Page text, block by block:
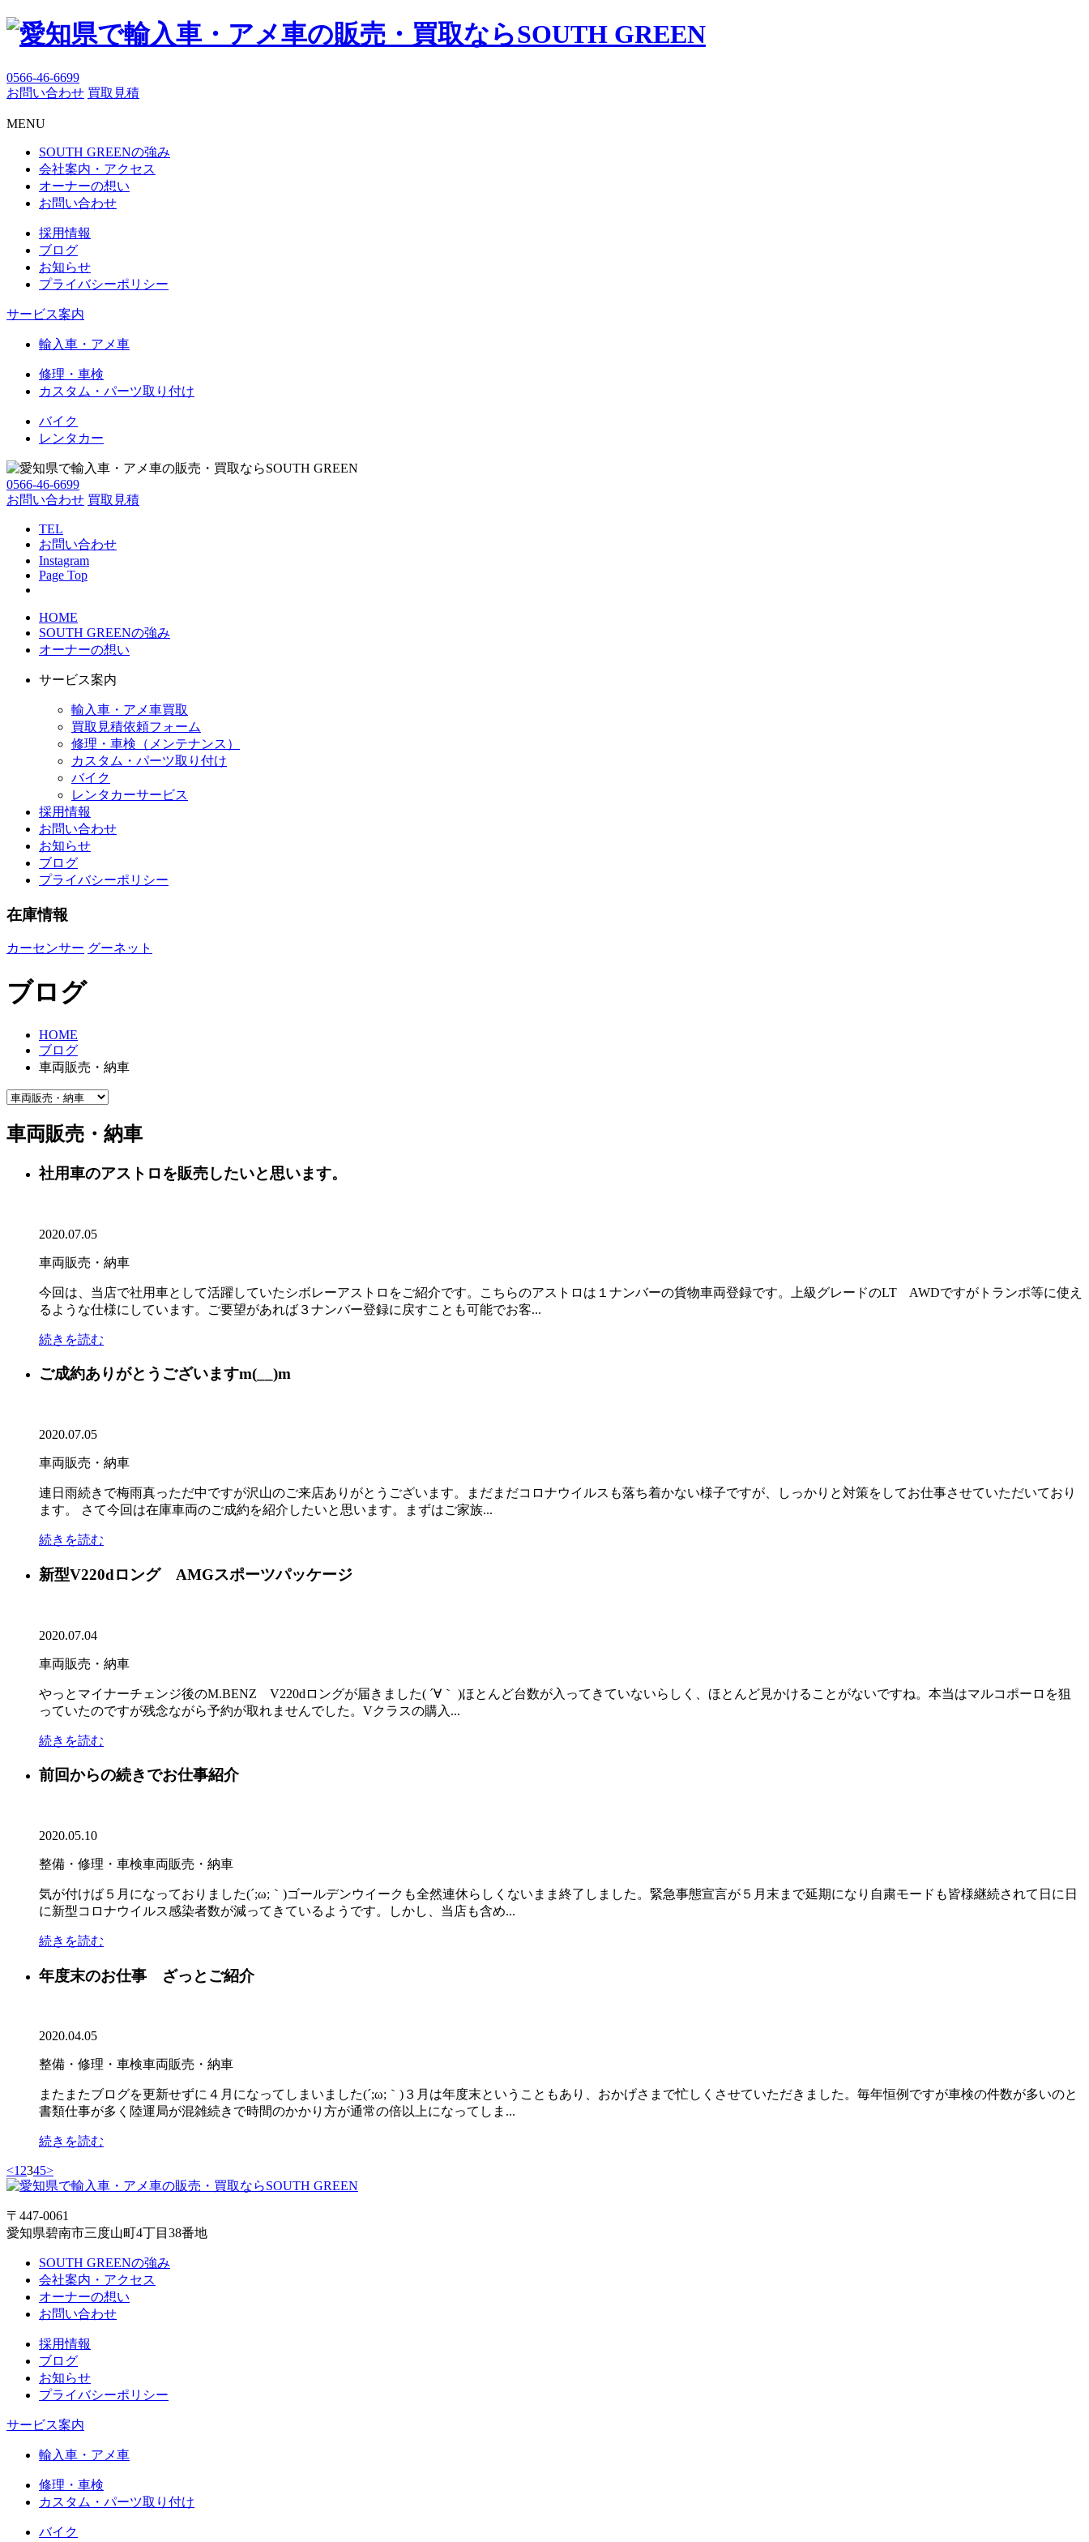
0566-46-6699
お問い合わせ 買取見積
MENU
SOUTH GREENの強み
会社案内・アクセス
オーナーの想い
お問い合わせ
採用情報
ブログ
お知らせ
プライバシーポリシー
サービス案内
輸入車・アメ車
修理・車検
カスタム・パーツ取り付け
バイク
レンタカー
0566-46-6699
お問い合わせ 買取見積
TEL
お問い合わせ
Instagram
Page Top
HOME
SOUTH GREENの強み
オーナーの想い
サービス案内
輸入車・アメ車買取
買取見積依頼フォーム
修理・車検（メンテナンス）
カスタム・パーツ取り付け
バイク
レンタカーサービス
採用情報
お問い合わせ
お知らせ
ブログ
プライバシーポリシー
在庫情報
カーセンサー グーネット
ブログ
HOME
ブログ
車両販売・納車
車両販売・納車
社用車のアストロを販売したいと思います。
2020.07.05
車両販売・納車
今回は、当店で社用車として活躍していたシボレーアストロをご紹介です。こちらのアストロは１ナンバーの貨物車両登録です。上級グレードのLT AWDですがトランポ等に使え
るような仕様にしています。ご要望があれば３ナンバー登録に戻すことも可能でお客...
続きを読む
ご成約ありがとうございますm(__)m
2020.07.05
車両販売・納車
連日雨続きで梅雨真っただ中ですが沢山のご来店ありがとうございます。まだまだコロナウイルスも落ち着かない様子ですが、しっかりと対策をしてお仕事させていただいており
ます。 さて今回は在庫車両のご成約を紹介したいと思います。まずはご家族...
続きを読む
新型V220dロング AMGスポーツパッケージ
2020.07.04
車両販売・納車
やっとマイナーチェンジ後のM.BENZ V220dロングが届きました( ´∀｀ )ほとんど台数が入ってきていないらしく、ほとんど見かけることがないですね。本当はマルコポーロを狙
っていたのですが残念ながら予約が取れませんでした。Vクラスの購入...
続きを読む
前回からの続きでお仕事紹介
2020.05.10
整備・修理・車検車両販売・納車
気が付けば５月になっておりました(´;ω;｀)ゴールデンウイークも全然連休らしくないまま終了しました。緊急事態宣言が５月末まで延期になり自粛モードも皆様継続されて日に日
に新型コロナウイルス感染者数が減ってきているようです。しかし、当店も含め...
続きを読む
年度末のお仕事 ざっとご紹介
2020.04.05
整備・修理・車検車両販売・納車
またまたブログを更新せずに４月になってしまいました(´;ω;｀)３月は年度末ということもあり、おかげさまで忙しくさせていただきました。毎年恒例ですが車検の件数が多いのと
書類仕事が多く陸運局が混雑続きで時間のかかり方が通常の倍以上になってしま...
続きを読む
<12345>
〒447-0061
愛知県碧南市三度山町4丁目38番地
SOUTH GREENの強み
会社案内・アクセス
オーナーの想い
お問い合わせ
採用情報
ブログ
お知らせ
プライバシーポリシー
サービス案内
輸入車・アメ車
修理・車検
カスタム・パーツ取り付け
バイク